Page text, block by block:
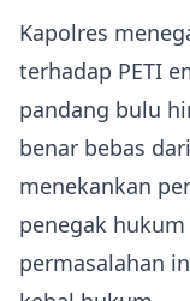
Kapolres
terhadap PETI
pandang bulu
benar bebas
menekankan
penegak
permasalahan